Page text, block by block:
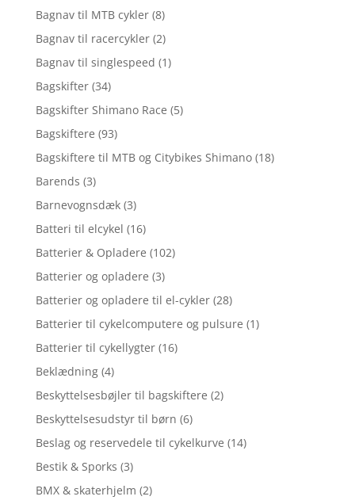
Bagnav til MTB cykler (8)
Bagnav til racercykler (2)
Bagnav til singlespeed (1)
Bagskifter (34)
Bagskifter Shimano Race (5)
Bagskiftere (93)
Bagskiftere til MTB og Citybikes Shimano (18)
Barends (3)
Barnevognsdæk (3)
Batteri til elcykel (16)
Batterier & Opladere (102)
Batterier og opladere (3)
Batterier og opladere til el-cykler (28)
Batterier til cykelcomputere og pulsure (1)
Batterier til cykellygter (16)
Beklædning (4)
Beskyttelsesbøjler til bagskiftere (2)
Beskyttelsesudstyr til børn (6)
Beslag og reservedele til cykelkurve (14)
Bestik & Sporks (3)
BMX & skaterhjelm (2)